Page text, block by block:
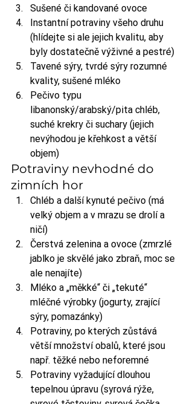
Sušené či kandované ovoce
Instantní potraviny všeho druhu
(hlídejte si ale jejich kvalitu, aby
byly dostatečně výživné a pestré)
Tavené sýry, tvrdé sýry rozumné
kvality, sušené mléko
Pečivo typu
libanonský/arabský/pita chléb,
suché krekry či suchary (jejich
nevýhodou je křehkost a větší
objem)
Potraviny nevhodné do
zimních hor
Chléb a další kynuté pečivo (má
velký objem a v mrazu se drolí a
ničí)
Čerstvá zelenina a ovoce (zmrzlé
jablko je skvělé jako zbraň, moc se
ale nenajíte)
Mléko a „měkké“ či „tekuté“
mléčné výrobky (jogurty, zrající
sýry, pomazánky)
Potraviny, po kterých zůstává
větší množství obalů, které jsou
např. těžké nebo neforemné
Potraviny vyžadující dlouhou
tepelnou úpravu (syrová rýže,